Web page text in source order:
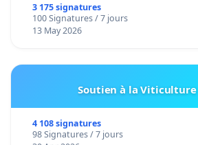
3 175 signatures
100 Signatures / 7 jours
13 May 2026
Soutien à la Viticulture
4 108 signatures
98 Signatures / 7 jours